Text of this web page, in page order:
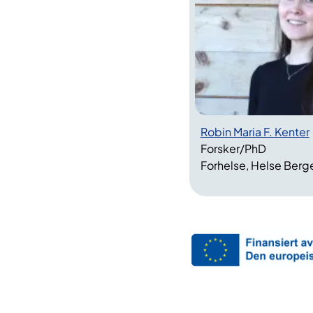
Robin Maria F. Kenter
Forsker/PhD
Forhelse, Helse